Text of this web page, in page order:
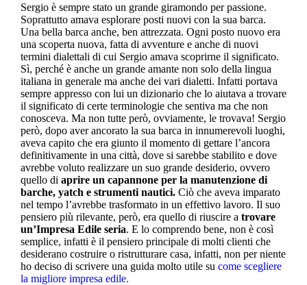
Sergio è sempre stato un grande giramondo per passione.
Soprattutto amava esplorare posti nuovi con la sua barca.
Una bella barca anche, ben attrezzata. Ogni posto nuovo era
una scoperta nuova, fatta di avventure e anche di nuovi
termini dialettali di cui Sergio amava scoprirne il significato.
Sì, perché è anche un grande amante non solo della lingua
italiana in generale ma anche dei vari dialetti. Infatti portava
sempre appresso con lui un dizionario che lo aiutava a trovare
il significato di certe terminologie che sentiva ma che non
conosceva. Ma non tutte però, ovviamente, le trovava! Sergio
però, dopo aver ancorato la sua barca in innumerevoli luoghi,
aveva capito che era giunto il momento di gettare l’ancora
definitivamente in una città, dove si sarebbe stabilito e dove
avrebbe voluto realizzare un suo grande desiderio, ovvero
quello di aprire un capannone per la manutenzione di
barche, yatch e strumenti nautici. Ciò che aveva imparato
nel tempo l’avrebbe trasformato in un effettivo lavoro. Il suo
pensiero più rilevante, però, era quello di riuscire a trovare
un’Impresa Edile seria. E lo comprendo bene, non è così
semplice, infatti è il pensiero principale di molti clienti che
desiderano costruire o ristrutturare casa, infatti, non per niente
ho deciso di scrivere una guida molto utile su come scegliere
la migliore impresa edile.